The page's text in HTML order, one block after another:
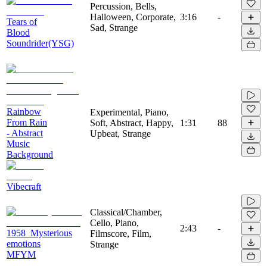
Tears of
Blood
Soundrider(YSG)
Percussion, Bells,
Halloween, Corporate,
Sad, Strange
3:16 -
Rainbow
From Rain
- Abstract
Music
Background
Vibecraft
Experimental, Piano,
Soft, Abstract, Happy,
Upbeat, Strange
1:31 88
1958_Mysterious
emotions
MFYM
Classical/Chamber,
Cello, Piano,
Filmscore, Film,
Strange
2:43 -